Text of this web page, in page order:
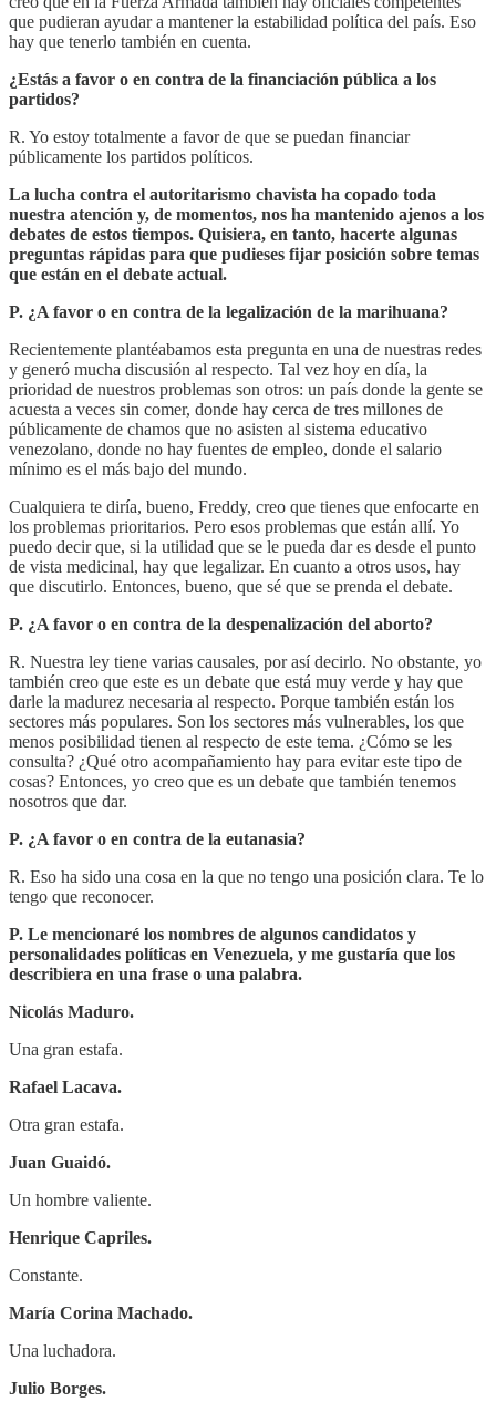
que pudieran ayudar a mantener la estabilidad política del país. Eso
hay que tenerlo también en cuenta.
¿Estás a favor o en contra de la financiación pública a los
partidos?
R. Yo estoy totalmente a favor de que se puedan financiar
públicamente los partidos políticos.
La lucha contra el autoritarismo chavista ha copado toda
nuestra atención y, de momentos, nos ha mantenido ajenos a los
debates de estos tiempos. Quisiera, en tanto, hacerte algunas
preguntas rápidas para que pudieses fijar posición sobre temas
que están en el debate actual.
P. ¿A favor o en contra de la legalización de la marihuana?
Recientemente plantéabamos esta pregunta en una de nuestras redes
y generó mucha discusión al respecto. Tal vez hoy en día, la
prioridad de nuestros problemas son otros: un país donde la gente se
acuesta a veces sin comer, donde hay cerca de tres millones de
públicamente de chamos que no asisten al sistema educativo
venezolano, donde no hay fuentes de empleo, donde el salario
mínimo es el más bajo del mundo.
Cualquiera te diría, bueno, Freddy, creo que tienes que enfocarte en
los problemas prioritarios. Pero esos problemas que están allí. Yo
puedo decir que, si la utilidad que se le pueda dar es desde el punto
de vista medicinal, hay que legalizar. En cuanto a otros usos, hay
que discutirlo. Entonces, bueno, que sé que se prenda el debate.
P. ¿A favor o en contra de la despenalización del aborto?
R. Nuestra ley tiene varias causales, por así decirlo. No obstante, yo
también creo que este es un debate que está muy verde y hay que
darle la madurez necesaria al respecto. Porque también están los
sectores más populares. Son los sectores más vulnerables, los que
menos posibilidad tienen al respecto de este tema. ¿Cómo se les
consulta? ¿Qué otro acompañamiento hay para evitar este tipo de
cosas? Entonces, yo creo que es un debate que también tenemos
nosotros que dar.
P. ¿A favor o en contra de la eutanasia?
R. Eso ha sido una cosa en la que no tengo una posición clara. Te lo
tengo que reconocer.
P. Le mencionaré los nombres de algunos candidatos y
personalidades políticas en Venezuela, y me gustaría que los
describiera en una frase o una palabra.
Nicolás Maduro.
Una gran estafa.
Rafael Lacava.
Otra gran estafa.
Juan Guaidó.
Un hombre valiente.
Henrique Capriles.
Constante.
María Corina Machado.
Una luchadora.
Julio Borges.